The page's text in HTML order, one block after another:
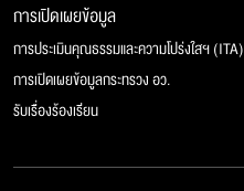
การเปิดเผยข้อมูล
การประเมินคุณธรรมและความโปร่งใสฯ (ITA)
การเปิดเผยข้อมูลกระทรวง อว.
รับเรื่องร้องเรียน